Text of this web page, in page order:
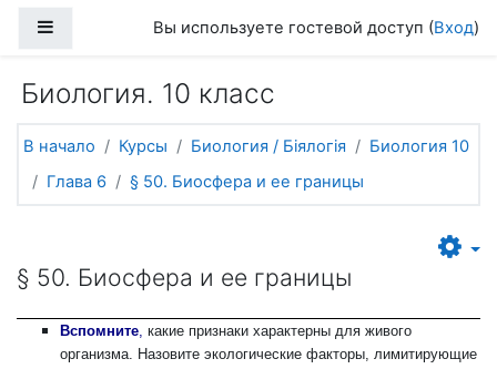
Боковая панельВы используете гостевой доступ (Вход)
Биология. 10 класс
В начало Курсы Биология / Біялогія
Биология 10
Глава 6
§ 50. Биосфера и ее границы
§ 50. Биосфера и ее границы
Вспомните, какие признаки характерны для живого
организма. Назовите экологические факторы, лимитирующие